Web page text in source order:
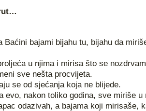
Baćini bajami bijahu tu, bijahu da
u njima i mirisa što se
sve nešta procvijeta.
se od sjećanja koja ne blijede.
evo, nakon toliko godina, sve miriše u
odazivah, a bajama koji mirisaše,